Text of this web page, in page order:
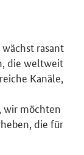
rasant
die weltweit
Kanäle,
wir möchten
die für